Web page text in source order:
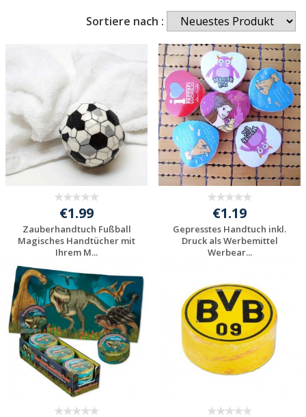
Sortiere nach :
€1.99
Zauberhandtuch Fußball
Magisches Handtücher mit
Ihrem M...
Individuelle
Werbeartikel
anfragen
€1.19
Gepresstes Handtuch inkl.
Druck als Werbemittel
Werbear...
Werbeartikel
anfragen